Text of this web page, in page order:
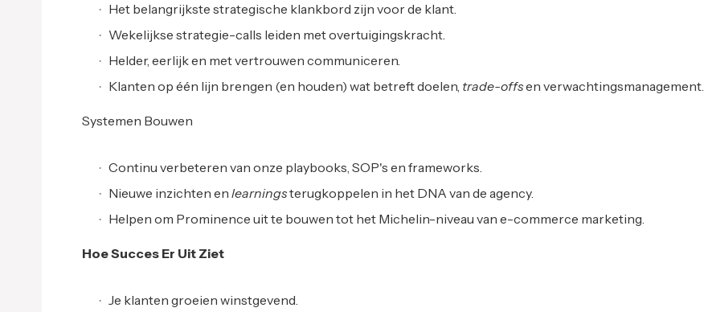
Het belangrijkste strategische klankbord zijn voor de klant.
Wekelijkse strategie-calls leiden met overtuigingskracht.
Helder, eerlijk en met vertrouwen communiceren.
Klanten op één lijn brengen (en houden) wat betreft doelen, trade-offsen verwachtingsmanagement.
Systemen Bouwen
Continu verbeteren van onze playbooks, SOP's en frameworks.
Nieuwe inzichten en learningsterugkoppelen in het DNA van de agency.
Helpen om Prominence uit te bouwen tot het Michelin-niveau van e-commerce marketing.
Hoe Succes Er Uit Ziet
Je klanten groeien winstgevend.